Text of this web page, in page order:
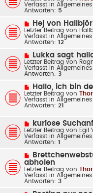
t
r
u
e
r
B
e
i
t
r
Verfasst in Allgemeines
Antworten: 5
N
e
u
e
r
B
e
i
t
r
Hej von
Letzter Beitrag von
Verfasst in Allgemeines
Antworten: 12
N
e
u
e
r
B
e
i
t
r
g
Lukka sagt
Letzter Beitrag von
Verfasst in Allgemeines
Antworten: 3
N
e
u
e
r
e
i
t
r
a
g
Hallo, ich bin
Letzter Beitrag von
Verfasst in Allgemeines
Antworten: 21
N
e
u
e
r
B
e
i
t
r
a
kuriose
Letzter Beitrag von Egil
Verfasst in Allgemeines
Antworten: 1
N
e
u
e
r
B
abholen
Letzter Beitrag von
Verfasst in Allgemeines
Antworten: 3